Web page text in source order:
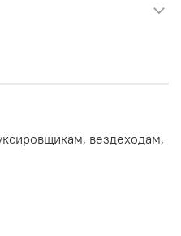
вездеходам,